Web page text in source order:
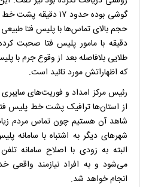
گوشی بوده حدود ۱۷
حجم بالای تماس‌ها با پلیس فتا
دقیقه با مامور پلیس فتا صحبت
طلایی بلافاصله بعد از وقوع جرم با
که اظهاراتش مورد تائید است.
رئیس مرکز امداد و فوریت‌های
از استان‌ها ترافیک پشت خط پلیس
شاهد آن هستیم چون تماس مردم
شهرهای دیگر به اشتباه با سامانه
البته به زودی با اصلاح سامانه
می‌شود و به افراد نیازمند واقعی
انجام خواهد شد.